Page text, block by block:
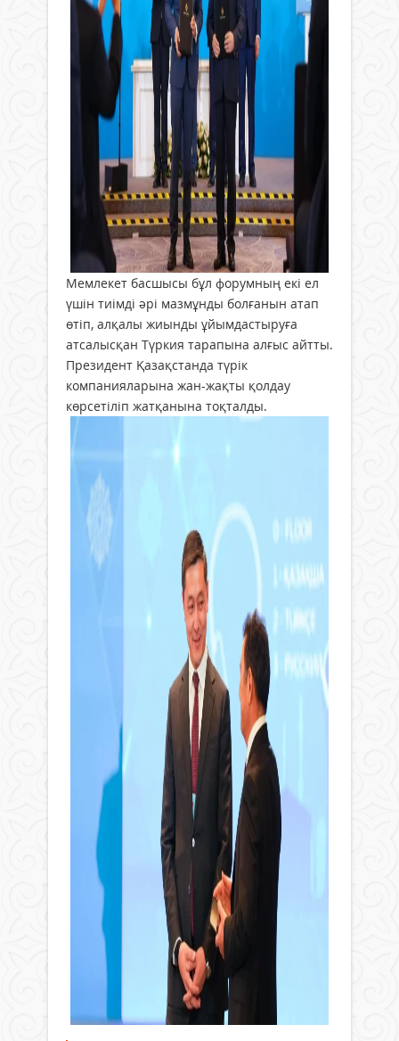
Мемлекет басшысы бұл форумның екі ел
үшін тиімді әрі мазмұнды болғанын атап
өтіп, алқалы жиынды ұйымдастыруға
атсалысқан Түркия тарапына алғыс айтты.
Президент Қазақстанда түрік
компанияларына жан-жақты қолдау
көрсетіліп жатқанына тоқталды.